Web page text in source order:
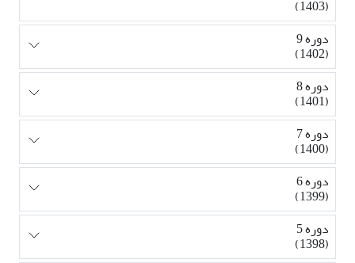
(1403)
دوره 9
(1402)
دوره 8
(1401)
دوره 7
(1400)
دوره 6
(1399)
دوره 5
(1398)